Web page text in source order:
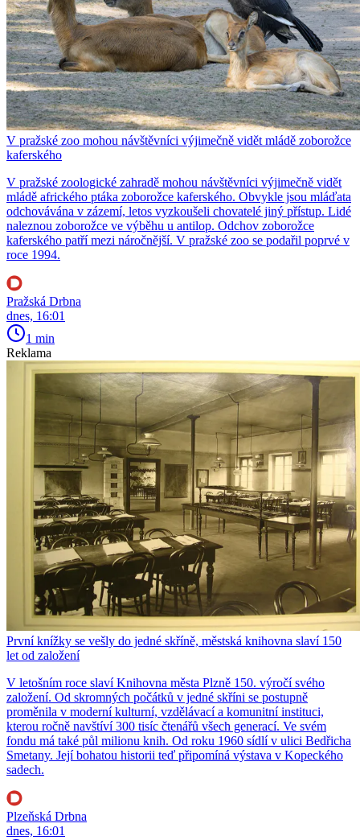
V pražské zoo mohou návštěvníci výjimečně vidět mládě zoborožce
kaferského
V pražské zoologické zahradě mohou návštěvníci výjimečně vidět
mládě afrického ptáka zoborožce kaferského. Obvykle jsou mláďata
odchovávána v zázemí, letos vyzkoušeli chovatelé jiný přístup. Lidé
naleznou zoborožce ve výběhu u antilop. Odchov zoborožce
kaferského patří mezi náročnější. V pražské zoo se podařil poprvé v
roce 1994.
Pražská Drbna
dnes, 16:01
1 min
Reklama
První knížky se vešly do jedné skříně, městská knihovna slaví 150
let od založení
V letošním roce slaví Knihovna města Plzně 150. výročí svého
založení. Od skromných počátků v jedné skříni se postupně
proměnila v moderní kulturní, vzdělávací a komunitní instituci,
kterou ročně navštíví 300 tisíc čtenářů všech generací. Ve svém
fondu má také půl milionu knih. Od roku 1960 sídlí v ulici Bedřicha
Smetany. Její bohatou historii teď připomíná výstava v Kopeckého
sadech.
Plzeňská Drbna
dnes, 16:01